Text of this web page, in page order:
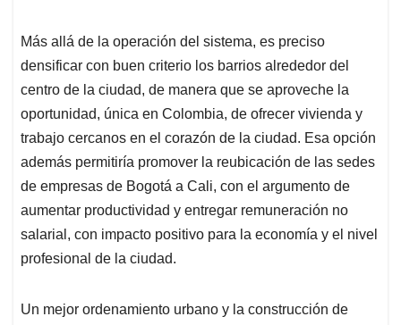
Más allá de la operación del sistema, es preciso
densificar con buen criterio los barrios alrededor del
centro de la ciudad, de manera que se aproveche la
oportunidad, única en Colombia, de ofrecer vivienda y
trabajo cercanos en el corazón de la ciudad. Esa opción
además permitiría promover la reubicación de las sedes
de empresas de Bogotá a Cali, con el argumento de
aumentar productividad y entregar remuneración no
salarial, con impacto positivo para la economía y el nivel
profesional de la ciudad.
Un mejor ordenamiento urbano y la construcción de